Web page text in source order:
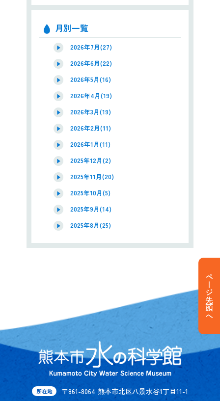
月別一覧
2026年7月(27)
2026年6月(22)
2026年5月(16)
2026年4月(19)
2026年3月(19)
2026年2月(11)
2026年1月(11)
2025年12月(2)
2025年11月(20)
2025年10月(5)
2025年9月(14)
2025年8月(25)
ページ先頭へ
所在地 〒861-8064 熊本市北区八景水谷1丁目11-1